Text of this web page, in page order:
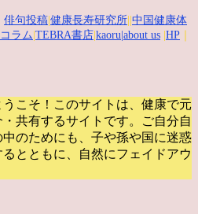
俳句投稿 健康長寿研究所 中国健康体
ラム TEBRA書店 kaoru |about us HP
こそ！このサイトは、健康で元
共有するサイトです。
ご自分自
のためにも、子や孫や国に迷惑
とともに、自然にフェイドアウ